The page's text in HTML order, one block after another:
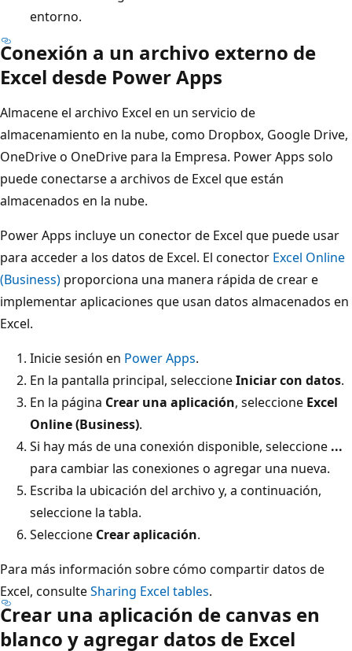
entorno.
Conexión a un archivo externo de
Excel desde Power Apps
Almacene el archivo Excel en un servicio de
almacenamiento en la nube, como Dropbox, Google Drive,
OneDrive o OneDrive para la Empresa. Power Apps solo
puede conectarse a archivos de Excel que están
almacenados en la nube.
Power Apps incluye un conector de Excel que puede usar
para acceder a los datos de Excel. El conector Excel Online
(Business) proporciona una manera rápida de crear e
implementar aplicaciones que usan datos almacenados en
Excel.
Inicie sesión en Power Apps.
En la pantalla principal, seleccioneIniciar con datos.
En la página Crear una aplicación, seleccione Excel
Online (Business).
Si hay más de una conexión disponible, seleccione ...
para cambiar las conexiones o agregar una nueva.
Escriba la ubicación del archivo y, a continuación,
seleccione la tabla.
Seleccione Crear aplicación.
Para más información sobre cómo compartir datos de
Excel, consulteSharing Excel tables.
Crear una aplicación de canvas en
blanco y agregar datos de Excel